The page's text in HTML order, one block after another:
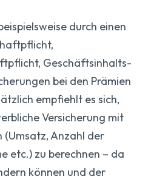
durch einen
Geschäftsinhalts-
bei den Prämien
empfiehlt es sich,
Versicherung mit
(Umsatz, Anzahl der
etc.) zu berechnen – da
können und der